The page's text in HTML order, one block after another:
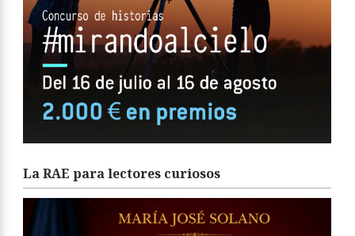
La RAE para lectores curiosos